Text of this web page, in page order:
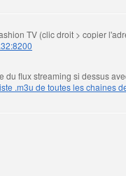
TV (clic droit > copier
du flux streaming si dessus
.m3u de toutes les chaines